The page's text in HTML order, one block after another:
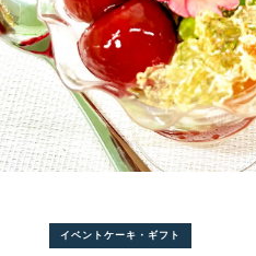
イベントケーキ・ギフト